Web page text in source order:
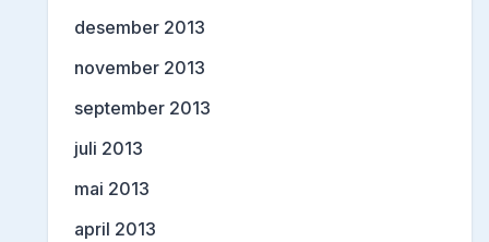
desember 2013
november 2013
september 2013
juli 2013
mai 2013
april 2013